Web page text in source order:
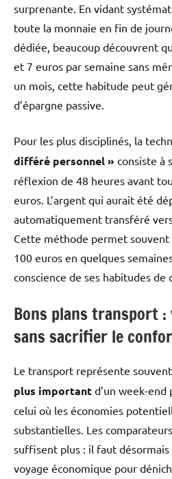
surprenante. En vidant
toute la monnaie en fin de
dédiée, beaucoup découvrent
et 7 euros par semaine sans
un mois, cette habitude peut
d’épargne passive.
Pour les plus disciplinés, la
différé personnel » consiste à
réflexion de 48 heures avant
euros. L’argent qui aurait été
automatiquement transféré vers
Cette méthode permet
100 euros en quelques
conscience de ses habitudes de
Bons plans transport :
sans sacrifier le
Le transport représente souvent
plus important d’un week-end
celui où les économies
substantielles. Les
suffisent plus : il faut
voyage économique pour